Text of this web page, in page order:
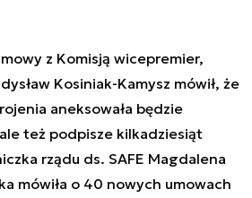
z Komisją wicepremier,
Kosiniak-Kamysz mówił, że
aneksowała będzie
też podpisze kilkadziesiąt
rządu ds. SAFE Magdalena
mówiła o 40 nowych umowach